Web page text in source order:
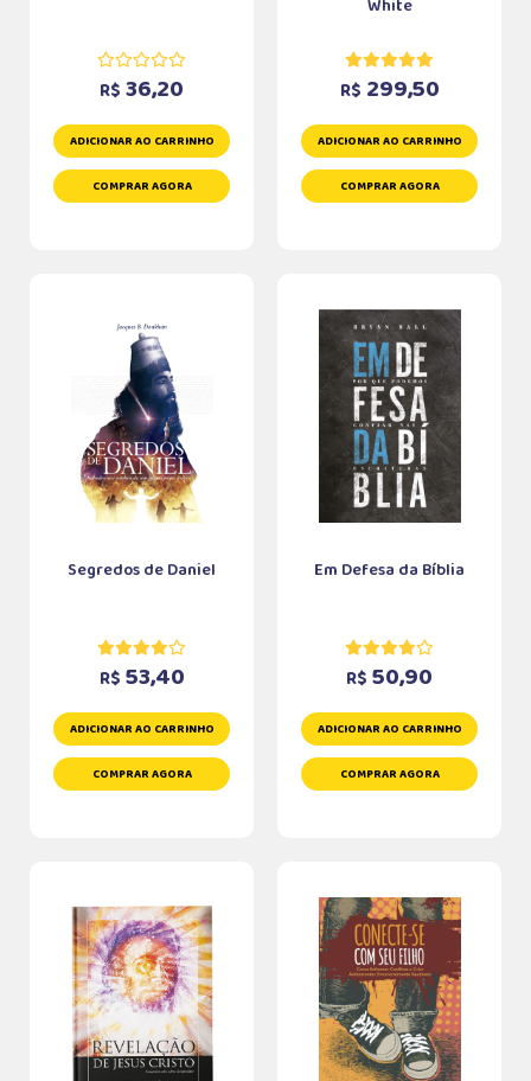
R$ 36,20
ADICIONAR AO CARRINHO
COMPRAR AGORA
White
R$ 299,50
ADICIONAR AO CARRINHO
COMPRAR AGORA
Segredos de Daniel
R$ 53,40
ADICIONAR AO CARRINHO
COMPRAR AGORA
Em Defesa da Bíblia
R$ 50,90
ADICIONAR AO CARRINHO
COMPRAR AGORA